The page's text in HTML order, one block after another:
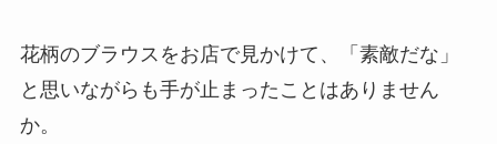
花柄のブラウスをお店で見かけて、「素敵だな」
と思いながらも手が止まったことはありません
か。